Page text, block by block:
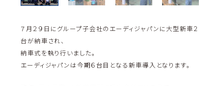
７月２９日にグループ子会社のエーディジャパンに大型新車２
台が納車され、
納車式を執り行いました。
エーディジャパンは今期６台目となる新車導入となります。